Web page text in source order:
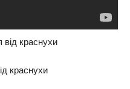
краснухи